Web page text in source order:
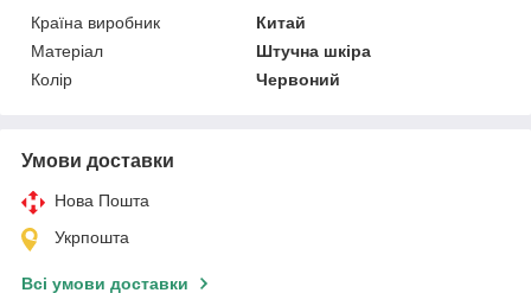
Країна виробник
Китай
Матеріал
Штучна шкіра
Колір
Червоний
Умови доставки
Нова Пошта
Укрпошта
Всі умови доставки